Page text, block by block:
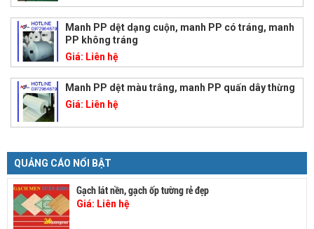
Manh PP dệt dạng cuộn, manh PP có tráng, manh
PP không tráng
Giá: Liên hệ
Manh PP dệt màu trắng, manh PP quấn dây thừng
Giá: Liên hệ
QUẢNG CÁO NỔI BẬT
Gạch lát nền, gạch ốp tường rẻ đẹp
Giá: Liên hệ